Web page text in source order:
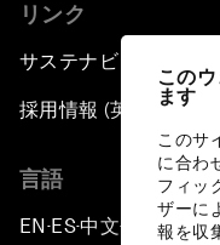
この
ます
このサ
に合わ
フィッ
ザーに
報を収
リンク
サステナビリティへの
採用情報 (英語のみ)
言語
EN ▪ES▪中文▪ 日本語